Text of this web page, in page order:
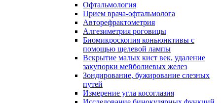
Офтальмология
Прием врача-офтальмолога
Авторефрактометрия
Алгезиметрия роговицы
Биомикроскопия коньюнктивы с
помощью щелевой лампы
Вскрытие малых кист век, удаление
закупорки мейболиевых желез
Зондирование, бужирование слезных
путей
Измерение угла косоглазия